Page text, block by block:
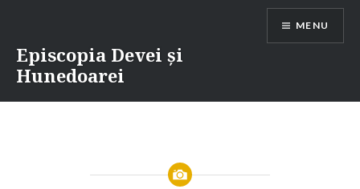
content
Episcopia Devei și
Hunedoarei
MENU